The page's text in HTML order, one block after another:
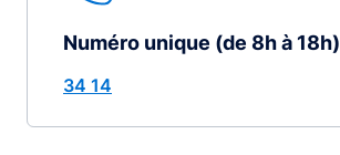
Numéro unique (de 8h à 18h)
34 14